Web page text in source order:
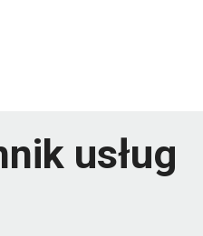
usług